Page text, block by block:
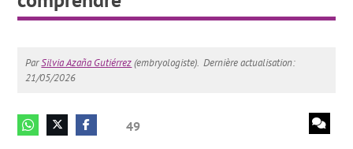
ParSilvia Azaña Gutiérrez(embryologiste). Dernière actualisation:
21/05/2026
49